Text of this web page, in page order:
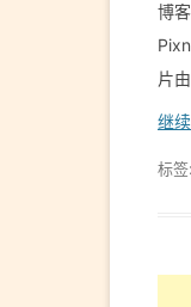
博
片
继
标签: